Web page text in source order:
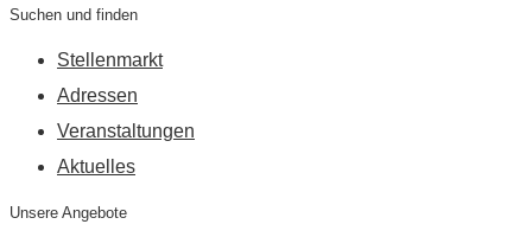
Suchen und finden
Stellenmarkt
Adressen
Veranstaltungen
Aktuelles
Unsere Angebote